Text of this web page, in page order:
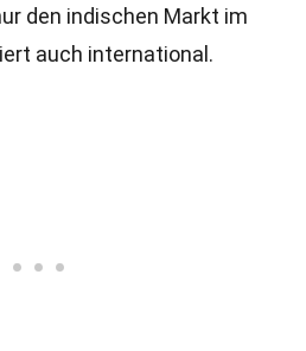
den indischen Markt im
auch international.